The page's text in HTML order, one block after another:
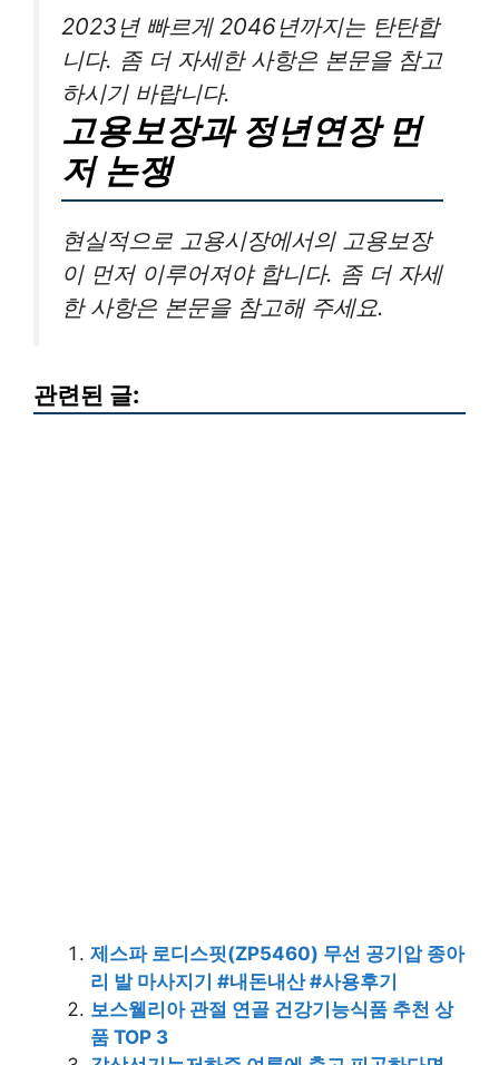
2023년 빠르게 2046년까지는 탄탄합
니다. 좀 더 자세한 사항은 본문을 참고
하시기 바랍니다.
고용보장과 정년연장 먼
저 논쟁
현실적으로 고용시장에서의 고용보장
이 먼저 이루어져야 합니다. 좀 더 자세
한 사항은 본문을 참고해 주세요.
관련된 글:
제스파 로디스핏(ZP5460) 무선 공기압 종아
리 발 마사지기 #내돈내산 #사용후기
보스웰리아 관절 연골 건강기능식품 추천 상
품 TOP 3